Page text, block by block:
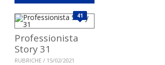
41
Professionista
Story 31
RUBRICHE / 15/02/2021